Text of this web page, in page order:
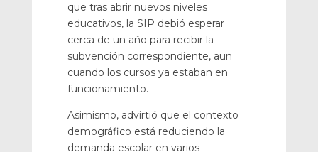
que tras abrir nuevos niveles
educativos, la SIP debió esperar
cerca de un año para recibir la
subvención correspondiente, aun
cuando los cursos ya estaban en
funcionamiento.
Asimismo, advirtió que el contexto
demográfico está reduciendo la
demanda escolar en varios